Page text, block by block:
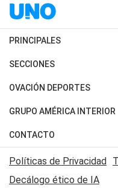
PRINCIPALES
Últimas Noticias
Política
Judiciales
Economia
SECCIONES
Horóscopo
Motores
Trucos caseros
Series y Películas
Edictos y Solicitadas
OVACIÓN DEPORTES
Fútbol
Mundial
Automovilismo
Rugby
GRUPO AMÉRICA INTERIOR
Canal 7 en Vivo
CONTACTO
Acerca de Nosotros
Contactanos
Políticas de Privacidad
Decálogo ético de IA